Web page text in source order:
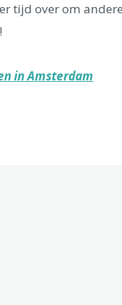
tijd over om
in Amsterdam